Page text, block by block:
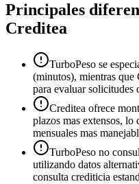
Principales
Creditea
TurboPeso se
(minutos), mientras que
para evaluar solicitudes
Creditea ofrece
plazos mas extensos, lo
mensuales mas
TurboPeso no
utilizando datos
consulta crediticia